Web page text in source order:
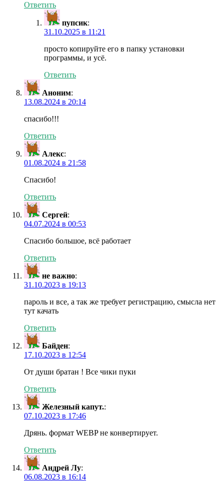
Ответить
пупсик:
31.10.2025 в 11:21
просто копируйте его в папку установки
программы, и усё.
Ответить
Аноним:
13.08.2024 в 20:14
cпасибо!!!
Ответить
Алекс:
01.08.2024 в 21:58
Спасибо!
Ответить
Сергей:
04.07.2024 в 00:53
Спасибо большое, всё работает
Ответить
не важно:
31.10.2023 в 19:13
пароль и все, а так же требует регистрацию, смысла нет
тут качать
Ответить
Байден:
17.10.2023 в 12:54
От души братан ! Все чики пуки
Ответить
Железный капут.:
07.10.2023 в 17:46
Дрянь. формат WEBP не конвертирует.
Ответить
Андрей Лу:
06.08.2023 в 16:14